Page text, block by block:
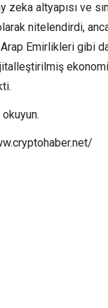
zeka altyapısı ve
nitelendirdi,
Emirlikleri gibi